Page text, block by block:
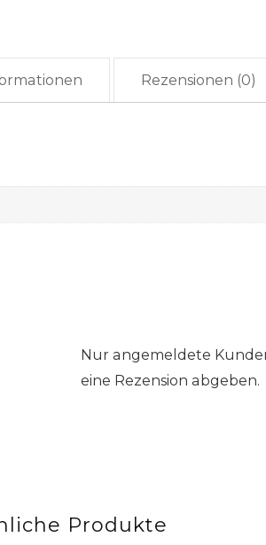
Rezensionen (0)
Nur angemeldete
eine Rezension abgeben.
Produkte